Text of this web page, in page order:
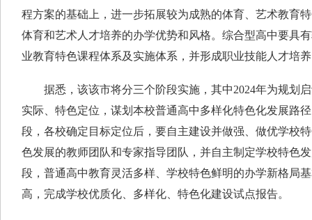
程方案的基础上，进一步拓展较为成熟的体育、艺术教育
体育和艺术人才培养的办学优势和风格。综合型高中要具
业教育特色课程体系及实施体系，并形成职业技能人才培
据悉，该该市将分三个阶段实施，其中2024年为规划启
实际、特色定位，谋划本校普通高中多样化特色化发展路
段，各校确定目标定位后，要自主建设并做强、做优学校
色发展的教师团队和专家指导团队，并自主制定学校特色
段，普通高中教育灵活多样、学校特色鲜明的办学新格局
高，完成学校优质化、多样化、特色化建设试点报告。